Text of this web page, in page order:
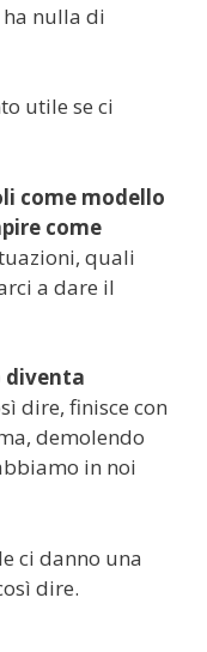
ha nulla di
utile se ci
come modello
come
quali
a dare il
diventa
dire, finisce con
demolendo
in noi
ci danno una
dire.